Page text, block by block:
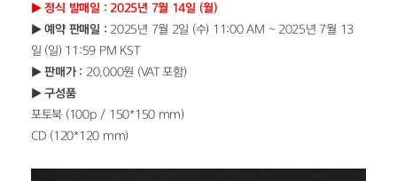
▶ 정식 발매일 : 2025년 7월 14일 (월)
▶ 예약 판매일 : 2025년 7월 2일 (수) 11:00 AM ~ 2025년 7월 13
일 (일) 11:59 PM KST
▶ 판매가 : 20,000원 (VAT 포함)
▶ 구성품
포토북 (100p / 150*150 mm)
CD (120*120 mm)